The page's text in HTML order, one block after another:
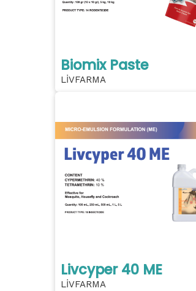
Biomix Paste
LİVFARMA
Livcyper 40 ME
LİVFARMA